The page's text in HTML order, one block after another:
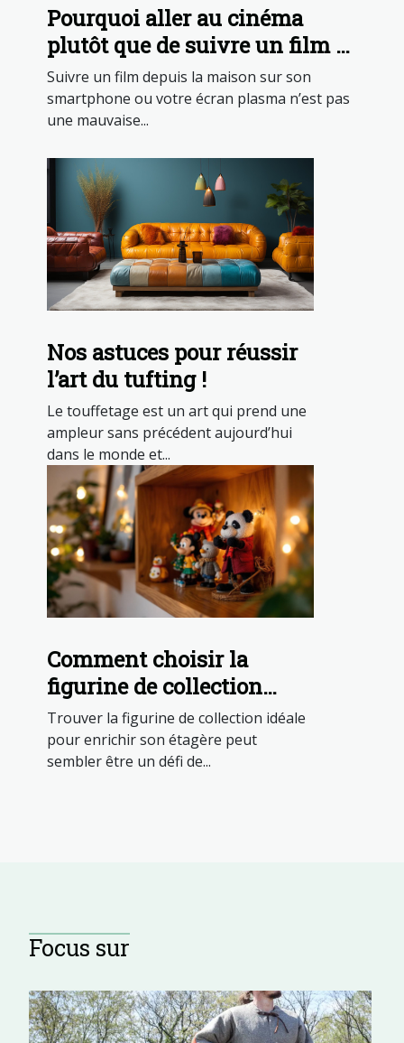
Pourquoi aller au cinéma
plutôt que de suivre un film à
la maison ?
Suivre un film depuis la maison sur son
smartphone ou votre écran plasma n’est pas
une mauvaise...
Nos astuces pour réussir
l’art du tufting !
Le touffetage est un art qui prend une
ampleur sans précédent aujourd’hui
dans le monde et...
Comment choisir la
figurine de collection
idéale pour votre étagère ?
Trouver la figurine de collection idéale
pour enrichir son étagère peut
sembler être un défi de...
Focus sur